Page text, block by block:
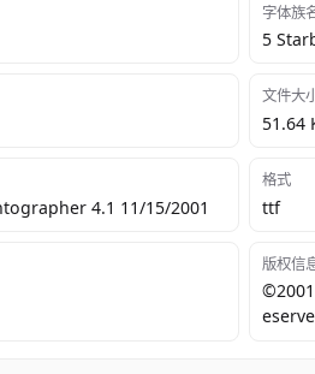
字体族
5
文件大
51.64
4.1 11/15/2001
格式
ttf
版权信